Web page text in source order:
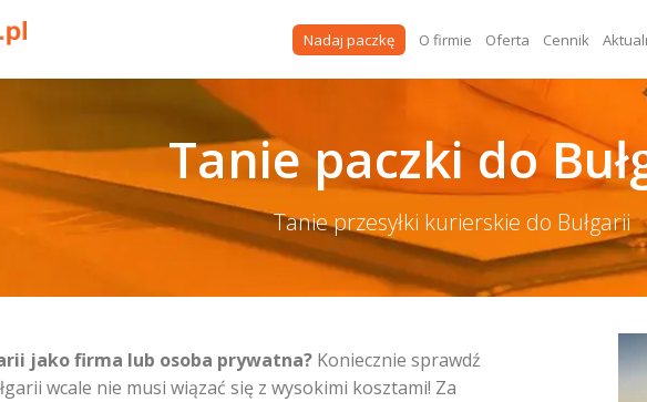
Nadaj paczkę O firmie Oferta Cennik
Tanie paczki do
Tanie przesyłki kurierskie do Bułgarii
jako firma lub osoba prywatna? Koniecznie sprawdź
wcale nie musi wiązać się z wysokimi kosztami! Za